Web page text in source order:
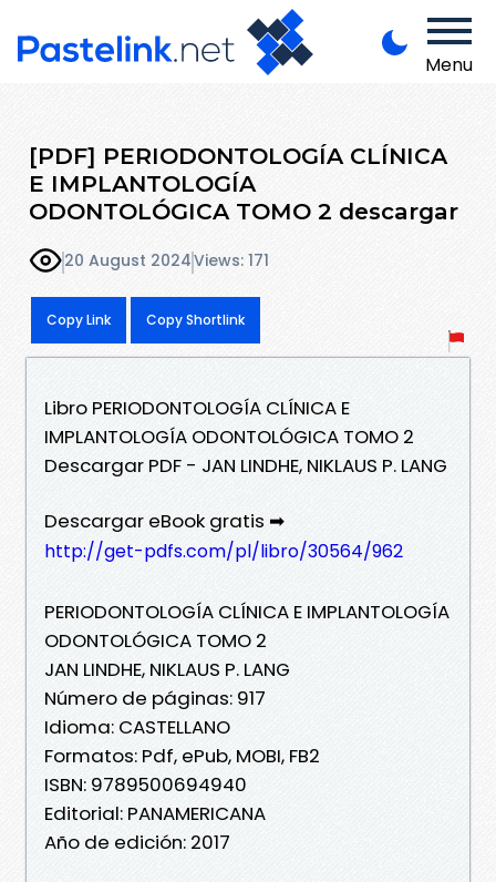
Menu
[PDF] PERIODONTOLOGÍA CLÍNICA
E IMPLANTOLOGÍA
ODONTOLÓGICA TOMO 2 descargar
20 August 2024Views: 171
Copy Link Copy Shortlink
Libro PERIODONTOLOGÍA CLÍNICA E
IMPLANTOLOGÍA ODONTOLÓGICA TOMO 2
Descargar PDF - JAN LINDHE, NIKLAUS P. LANG
Descargar eBook gratis ➡
http://get-pdfs.com/pl/libro/30564/962
PERIODONTOLOGÍA CLÍNICA E IMPLANTOLOGÍA
ODONTOLÓGICA TOMO 2
JAN LINDHE, NIKLAUS P. LANG
Número de páginas: 917
Idioma: CASTELLANO
Formatos: Pdf, ePub, MOBI, FB2
ISBN: 9789500694940
Editorial: PANAMERICANA
Año de edición: 2017